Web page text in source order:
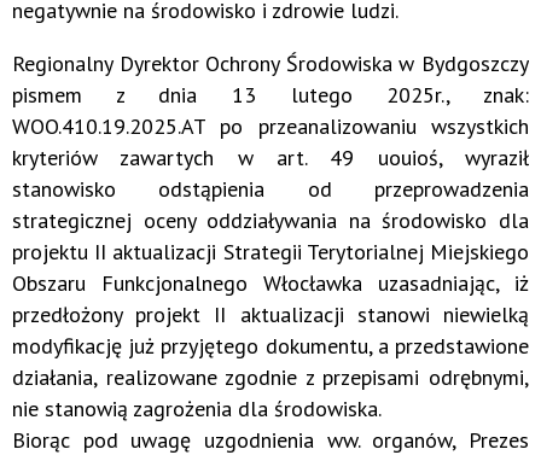
negatywnie na środowisko i zdrowie ludzi.
Regionalny Dyrektor Ochrony Środowiska w Bydgoszczy
pismem z dnia 13 lutego 2025r., znak:
WOO.410.19.2025.AT po przeanalizowaniu wszystkich
kryteriów zawartych w art. 49 uouioś, wyraził
stanowisko odstąpienia od przeprowadzenia
strategicznej oceny oddziaływania na środowisko dla
projektu II aktualizacji Strategii Terytorialnej Miejskiego
Obszaru Funkcjonalnego Włocławka uzasadniając, iż
przedłożony projekt II aktualizacji stanowi niewielką
modyfikację już przyjętego dokumentu, a przedstawione
działania, realizowane zgodnie z przepisami odrębnymi,
nie stanowią zagrożenia dla środowiska.
Biorąc pod uwagę uzgodnienia ww. organów, Prezes